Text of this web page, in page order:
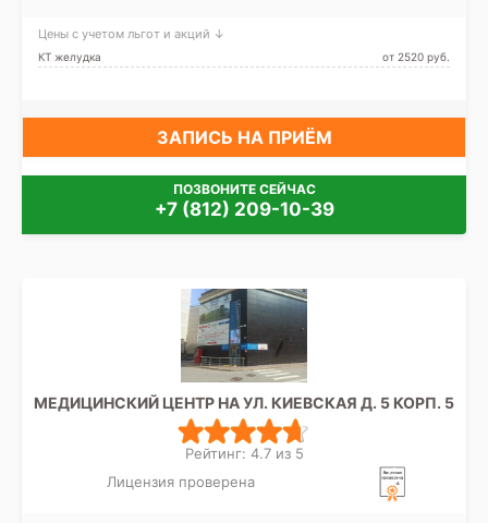
Цены с учетом льгот и акций ↓
КТ желудка от 2520 pуб.
ЗАПИСЬ НА ПРИЁМ
ПОЗВОНИТЕ СЕЙЧАС
+7 (812) 209-10-39
МЕДИЦИНСКИЙ ЦЕНТР НА УЛ. КИЕВСКАЯ Д. 5 КОРП. 5
Рейтинг: 4.7 из 5
Лицензия проверена